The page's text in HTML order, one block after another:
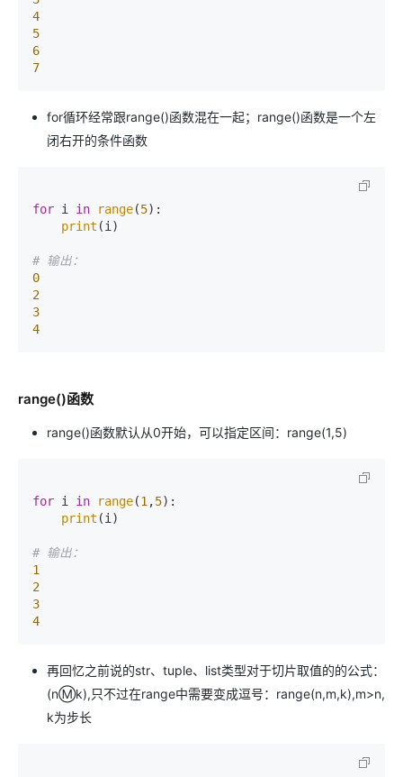
4
5
6
7
for循环经常跟range()函数混在一起；range()函数是一个左
闭右开的条件函数
for i in range(5):
print (i)
# 输出：
0
2
3
4
range()函数
range()函数默认从0开始，可以指定区间：range(1,5)
for i in range(1 ,5):
print (i)
# 输出：
1
2
3
4
再回忆之前说的str、tuple、list类型对于切片取值的的公式：
(nⓂ️k),只不过在range中需要变成逗号：range(n,m,k),m>n,
k为步长